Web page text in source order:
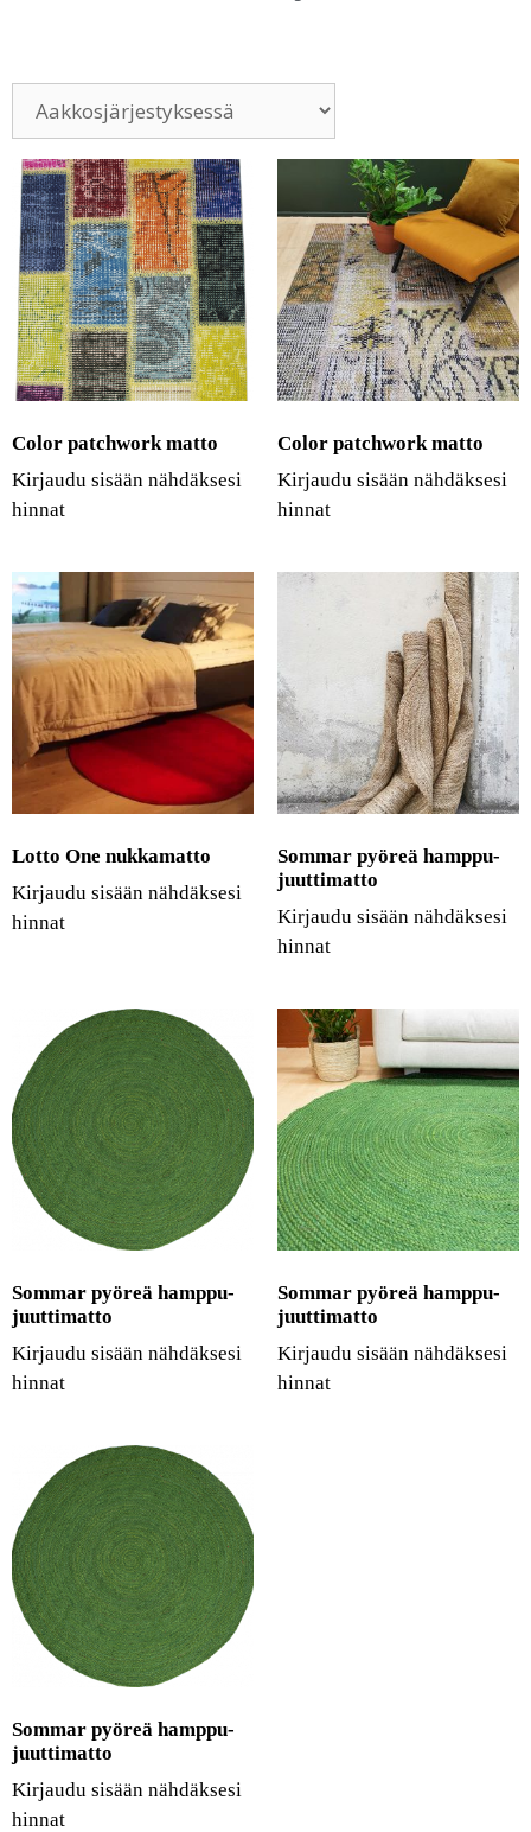
Color patchwork matto
Kirjaudu sisään nähdäksesi
hinnat
Color patchwork matto
Kirjaudu sisään nähdäksesi
hinnat
Lotto One nukkamatto
Kirjaudu sisään nähdäksesi
hinnat
Sommar pyöreä hamppu-
juuttimatto
Kirjaudu sisään nähdäksesi
hinnat
Sommar pyöreä hamppu-
juuttimatto
Kirjaudu sisään nähdäksesi
hinnat
Sommar pyöreä hamppu-
juuttimatto
Kirjaudu sisään nähdäksesi
hinnat
Sommar pyöreä hamppu-
juuttimatto
Kirjaudu sisään nähdäksesi
hinnat